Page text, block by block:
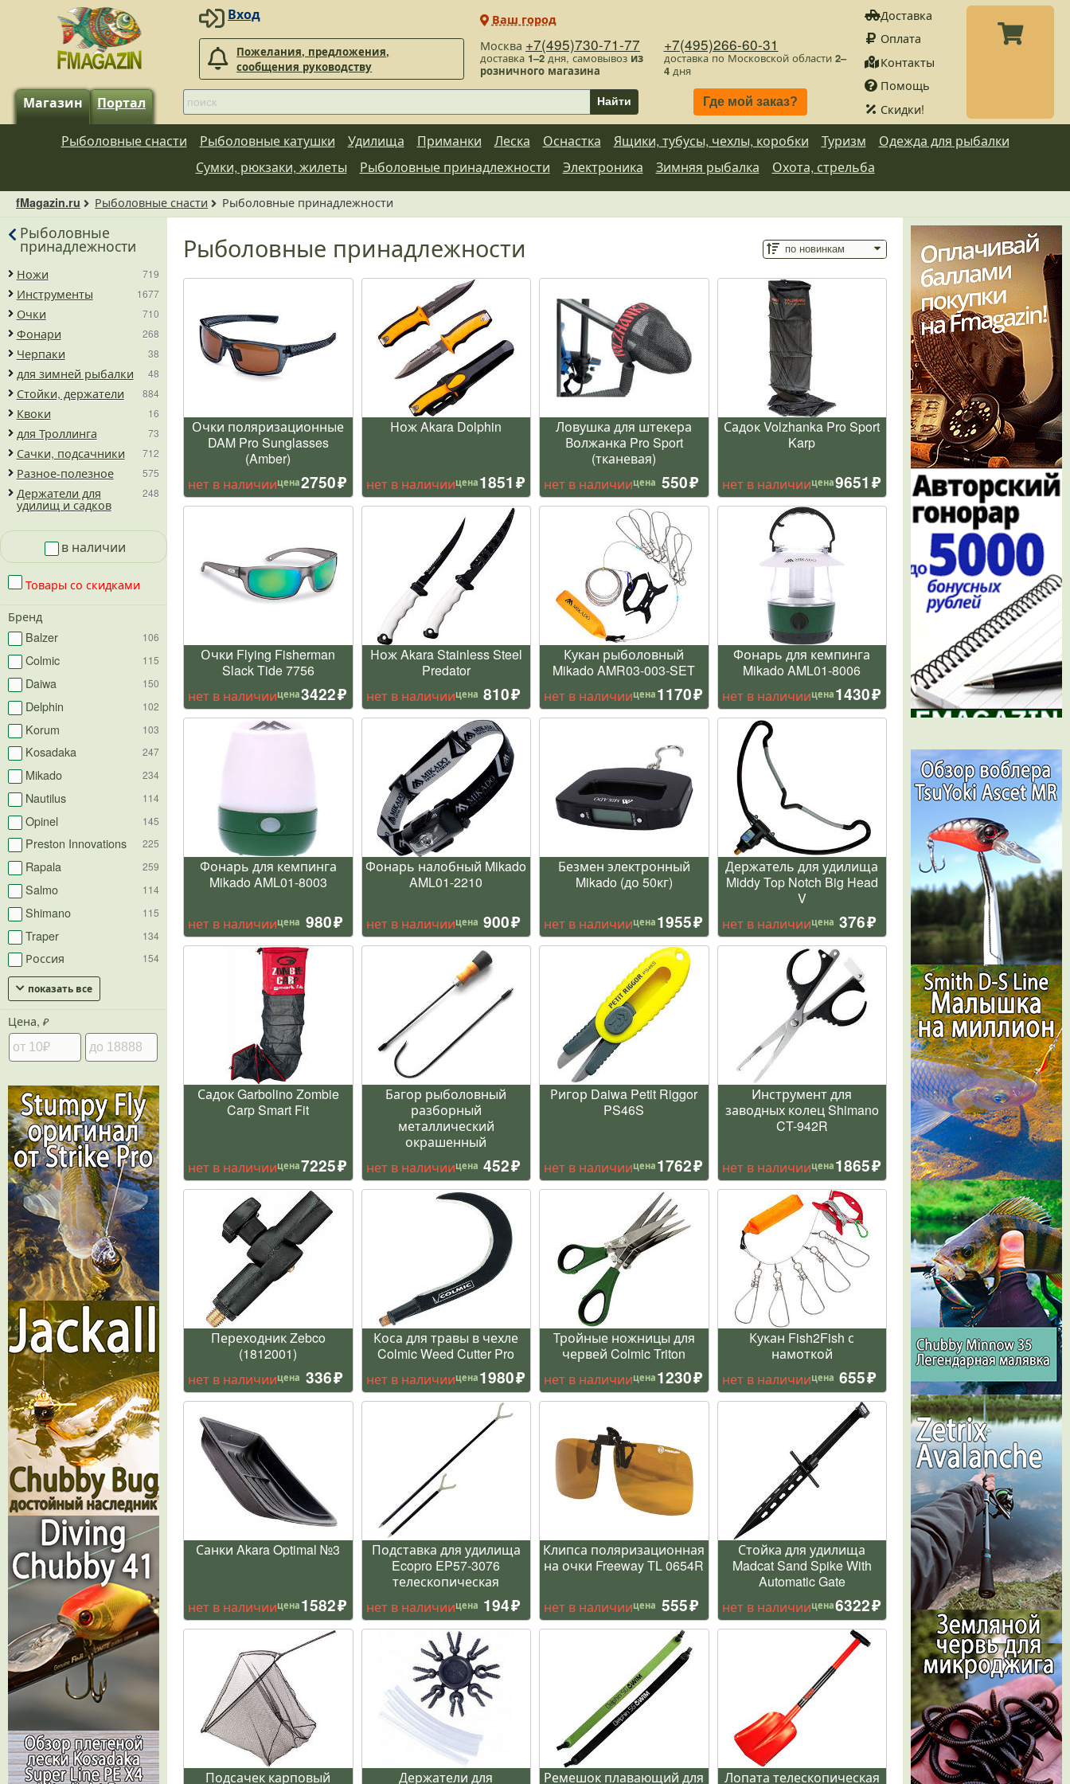
Вход
Пожелания, предложения,
сообщения руководству
Доставка
Оплата
Контакты
Помощь
Скидки!
Москва +7(495)730-71-77
доставка 1–2дня, самовывоз из
розничного магазина
+7(495)266-60-31
доставка по Московской области 2–
4дня
Ваш город
Где мой заказ?
Магазин Портал Найти
Рыболовные снасти Рыболовные катушки Удилища Приманки Леска Оснастка Ящики, тубусы, чехлы, коробки Туризм
Одежда для рыбалки
Сумки, рюкзаки, жилеты
Рыболовные принадлежности Электроника Зимняя рыбалка Охота, стрельба
fMagazin.ru Рыболовные снасти Рыболовные принадлежности
Рыболовные принадлежности
Очки поляризационные
DAM Pro Sunglasses
(Amber)
нет в наличиицена2750
Нож Akara Dolphin
нет в наличиицена1851
Ловушка для штекера
Волжанка Pro Sport
(тканевая)
нет в наличиицена 550
Садок Volzhanka Pro Sport
Karp
нет в наличиицена9651
Очки Flying Fisherman
Slack Tide 7756
нет в наличиицена3422
Нож Akara Stainless Steel
Predator
нет в наличиицена 810
Кукан рыболовный
Mikado AMR03-003-SET
нет в наличиицена1170
Фонарь для кемпинга
Mikado AML01-8006
нет в наличиицена1430
Фонарь для кемпинга
Mikado AML01-8003
нет в наличиицена 980
Фонарь налобный Mikado
AML01-2210
нет в наличиицена 900
Безмен электронный
Mikado (до 50кг)
нет в наличиицена1955
Держатель для удилища
Middy Top Notch Big Head
V
нет в наличиицена 376
Садок Garbolino Zombie
Carp Smart Fit
нет в наличиицена7225
Багор рыболовный
разборный
металлический
окрашенный
нет в наличиицена 452
Ригор Daiwa Petit Riggor
PS46S
нет в наличиицена1762
Инструмент для
заводных колец Shimano
CT-942R
нет в наличиицена1865
Переходник Zebco
(1812001)
нет в наличиицена 336
Коса для травы в чехле
Colmic Weed Cutter Pro
нет в наличиицена1980
Тройные ножницы для
червей Colmic Triton
нет в наличиицена1230
Кукан Fish2Fish с
намоткой
нет в наличиицена 655
Санки Akara Optimal №3
нет в наличиицена1582
Подставка для удилища
Ecopro EP57-3076
телескопическая
нет в наличиицена 194
Клипса поляризационная
на очки Freeway TL 0654R
нет в наличиицена 555
Стойка для удилища
Madcat Sand Spike With
Automatic Gate
нет в наличиицена6322
Подсачек карповый
Держатели для
Ремешок плавающий для
Лопата телескопическая
Рыболовные
принадлежности
Ножи 719
Инструменты 1677
Очки 710
Фонари 268
Черпаки 38
для зимней рыбалки 48
Стойки, держатели 884
Квоки 16
для Троллинга 73
Сачки, подсачники 712
Разное-полезное 575
Держатели для
удилищ и садков
248
в наличии
Бренд
Balzer
106
Colmic 115
Daiwa 150
Delphin 102
Korum 103
Kosadaka 247
Mikado 234
Nautilus 114
Opinel 145
Preston Innovations 225
Rapala 259
Salmo 114
Shimano 115
Traper 134
Россия 154
показать все
Товары со скидками
Цена, ₽